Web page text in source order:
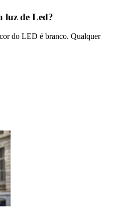
luz de Led?
do LED é branco. Qualquer